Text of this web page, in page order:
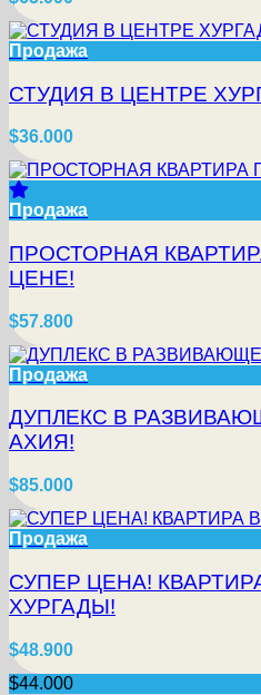
Продажа
СТУДИЯ В ЦЕНТРЕ
$36.000
Продажа
ПРОСТОРНАЯ
ЦЕНЕ!
$57.800
Продажа
ДУПЛЕКС В
АХИЯ!
$85.000
Продажа
СУПЕР ЦЕНА!
ХУРГАДЫ!
$48.900
$44.000